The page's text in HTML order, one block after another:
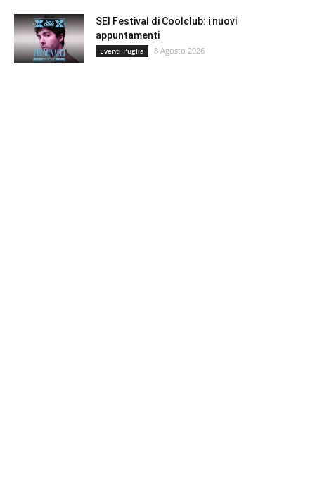
SEI Festival di Coolclub: i nuovi
appuntamenti
Eventi Puglia 8 Agosto 2026